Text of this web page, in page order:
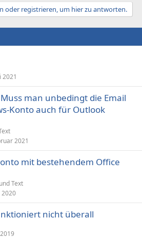
oder registrieren, um hier zu antworten.
2021
man unbedingt die Email
Konto auch für Outlook
2021
mit bestehendem Office
Text
2020
nicht überall